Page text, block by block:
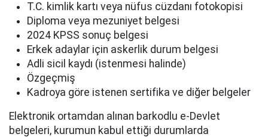
T.C. kimlik kartı veya nüfus cüzdanı fotokopisi
Diploma veya mezuniyet belgesi
2024 KPSS sonuç belgesi
Erkek adaylar için askerlik durum belgesi
Adli sicil kaydı (istenmesi halinde)
Özgeçmiş
Kadroya göre istenen sertifika ve diğer belgeler
Elektronik ortamdan alınan barkodlu e-Devlet
belgeleri, kurumun kabul ettiği durumlarda